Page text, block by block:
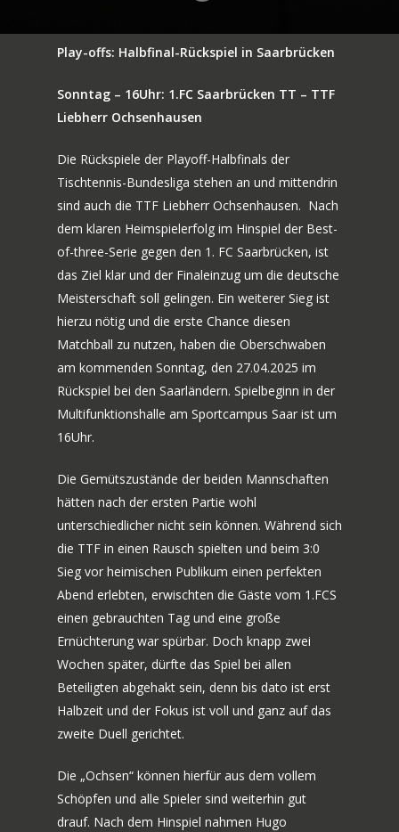
Play-offs: Halbfinal-Rückspiel in Saarbrücken
Sonntag – 16Uhr: 1.FC Saarbrücken TT – TTF
Liebherr Ochsenhausen
Die Rückspiele der Playoff-Halbfinals der
Tischtennis-Bundesliga stehen an und mittendrin
sind auch die TTF Liebherr Ochsenhausen. Nach
dem klaren Heimspielerfolg im Hinspiel der Best-
of-three-Serie gegen den 1. FC Saarbrücken, ist
das Ziel klar und der Finaleinzug um die deutsche
Meisterschaft soll gelingen. Ein weiterer Sieg ist
hierzu nötig und die erste Chance diesen
Matchball zu nutzen, haben die Oberschwaben
am kommenden Sonntag, den 27.04.2025 im
Rückspiel bei den Saarländern. Spielbeginn in der
Multifunktionshalle am Sportcampus Saar ist um
16Uhr.
Die Gemütszustände der beiden Mannschaften
hätten nach der ersten Partie wohl
unterschiedlicher nicht sein können. Während sich
die TTF in einen Rausch spielten und beim 3:0
Sieg vor heimischen Publikum einen perfekten
Abend erlebten, erwischten die Gäste vom 1.FCS
einen gebrauchten Tag und eine große
Ernüchterung war spürbar. Doch knapp zwei
Wochen später, dürfte das Spiel bei allen
Beteiligten abgehakt sein, denn bis dato ist erst
Halbzeit und der Fokus ist voll und ganz auf das
zweite Duell gerichtet.
Die „Ochsen“ können hierfür aus dem vollem
Schöpfen und alle Spieler sind weiterhin gut
drauf. Nach dem Hinspiel nahmen Hugo